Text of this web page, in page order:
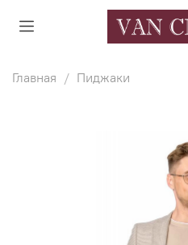
Главная Пиджаки